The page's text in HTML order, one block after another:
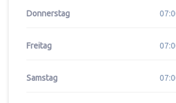
Donnerstag
Freitag
Samstag